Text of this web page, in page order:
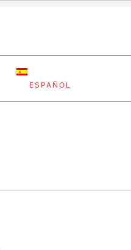
ESPAÑOL